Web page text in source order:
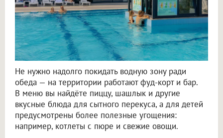
Не нужно надолго покидать водную зону ради
обеда — на территории работают фуд-корт и бар.
В меню вы найдёте пиццу, шашлык и другие
вкусные блюда для сытного перекуса, а для детей
предусмотрены более полезные угощения:
например, котлеты с пюре и свежие овощи.